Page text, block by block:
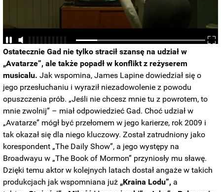
Ostatecznie Gad nie tylko stracił szansę na udział w
„Avatarze”, ale także popadł w konflikt z reżyserem
musicalu. Jak wspomina, James Lapine dowiedział się o
jego przesłuchaniu i wyraził niezadowolenie z powodu
opuszczenia prób. „Jeśli nie chcesz mnie tu z powrotem, to
mnie zwolnij” – miał odpowiedzieć Gad. Choć udział w
„Avatarze” mógł być przełomem w jego karierze, rok 2009 i
tak okazał się dla niego kluczowy. Został zatrudniony jako
korespondent „The Daily Show”, a jego występy na
Broadwayu w „The Book of Mormon” przyniosły mu sławę.
Dzięki temu aktor w kolejnych latach dostał angaże w takich
produkcjach jak wspomniana już „Kraina Lodu”, a